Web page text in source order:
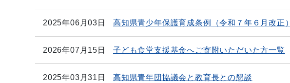
2025年06月03日 高知県青少年保護育成条例（令和７年６月改正）
2026年07月15日 子ども食堂支援基金へご寄附いただいた方一覧
2025年03月31日 高知県青年団協議会と教育長との懇談